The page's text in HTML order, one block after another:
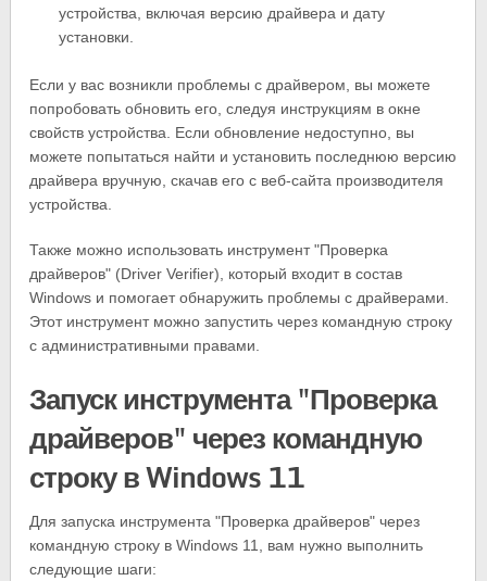
устройства, включая версию драйвера и дату
установки.
Если у вас возникли проблемы с драйвером, вы можете
попробовать обновить его, следуя инструкциям в окне
свойств устройства. Если обновление недоступно, вы
можете попытаться найти и установить последнюю версию
драйвера вручную, скачав его с веб-сайта производителя
устройства.
Также можно использовать инструмент "Проверка
драйверов" (Driver Verifier), который входит в состав
Windows и помогает обнаружить проблемы с драйверами.
Этот инструмент можно запустить через командную строку
с административными правами.
Запуск инструмента "Проверка
драйверов" через командную
строку в Windows 11
Для запуска инструмента "Проверка драйверов" через
командную строку в Windows 11, вам нужно выполнить
следующие шаги: